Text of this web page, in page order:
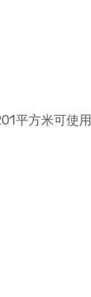
平方米可使用